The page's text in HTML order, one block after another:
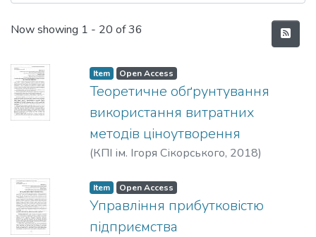
Recent Submissions
Now showing 1 - 20 of 36
Item Open Access
Теоретичне обґрунтування
використання витратних
методів ціноутворення
(КПІ ім. Ігоря Сікорського, 2018)
Item Open Access
Управління прибутковістю
підприємства